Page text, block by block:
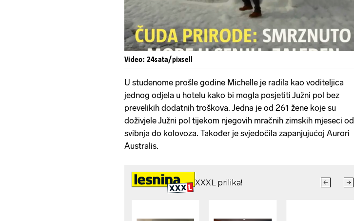
Video: 24sata/pixsell
U studenome prošle godine Michelle je radila kao voditeljica
jednog odjela u hotelu kako bi mogla posjetiti Južni pol bez
prevelikih dodatnih troškova. Jedna je od 261 žene koje su
doživjele Južni pol tijekom njegovih mračnih zimskih mjeseci od
svibnja do kolovoza. Također je svjedočila zapanjujućoj Aurori
Australis.